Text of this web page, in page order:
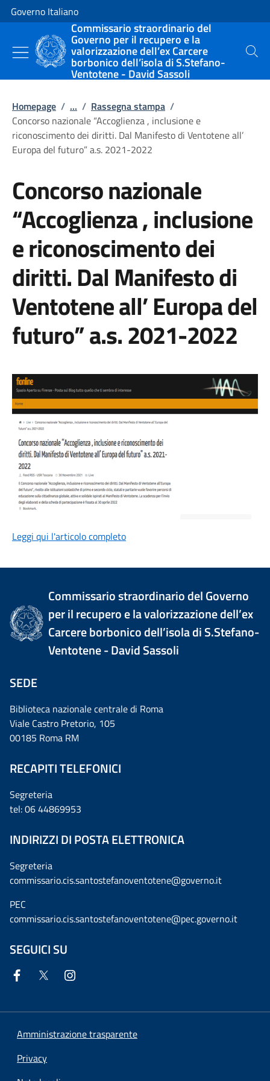
Vai al contenuto
Vai alla navigazione del sito
Governo Italiano
Commissario straordinario del
Governo per il recupero e la
valorizzazione dell’ex Carcere
borbonico dell’isola di S.Stefano-
Ventotene - David Sassoli
Cerca
Homepage / ... / Rassegna stampa /
Concorso nazionale “Accoglienza , inclusione e
riconoscimento dei diritti. Dal Manifesto di Ventotene all’
Europa del futuro” a.s. 2021-2022
Concorso nazionale
“Accoglienza , inclusione
e riconoscimento dei
diritti. Dal Manifesto di
Ventotene all’ Europa del
futuro” a.s. 2021-2022
Leggi qui l'articolo completo
Commissario straordinario del Governo
per il recupero e la valorizzazione dell’ex
Carcere borbonico dell’isola di S.Stefano-
Ventotene - David Sassoli
SEDE
Biblioteca nazionale centrale di Roma
Viale Castro Pretorio, 105
00185 Roma RM
RECAPITI TELEFONICI
Segreteria
tel: 06 44869953
INDIRIZZI DI POSTA ELETTRONICA
Segreteria
commissario.cis.santostefanoventotene@governo.it
PEC
commissario.cis.santostefanoventotene@pec.governo.it
SEGUICI SU
Amministrazione trasparente
Privacy